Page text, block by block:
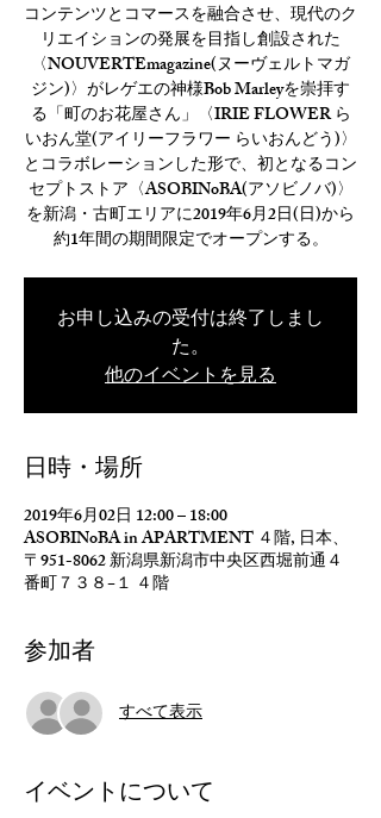
コンテンツとコマースを融合させ、現代のク
リエイションの発展を目指し創設された
〈NOUVERTEmagazine(ヌーヴェルトマガ
ジン)〉がレゲエの神様Bob Marleyを崇拝す
る「町のお花屋さん」〈IRIE FLOWER ら
いおん堂(アイリーフラワー らいおんどう)〉
とコラボレーションした形で、初となるコン
セプトストア〈ASOBINoBA(アソビノバ)〉
を新潟・古町エリアに2019年6月2日(日)から
約1年間の期間限定でオープンする。
お申し込みの受付は終了しまし
た。
他のイベントを見る
日時・場所
2019年6月02日 12:00 – 18:00
ASOBINoBA in APARTMENT ４階, 日本、
〒951-8062 新潟県新潟市中央区西堀前通４
番町７３８−１ ４階
参加者
すべて表示
イベントについて